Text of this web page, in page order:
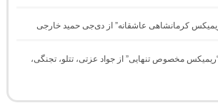
کرمانشاهی عاشقانه” از دی‌جی حمید خارجی
مخصوص تنهایی” از جواد عزتی، تتلو، تجنگی،